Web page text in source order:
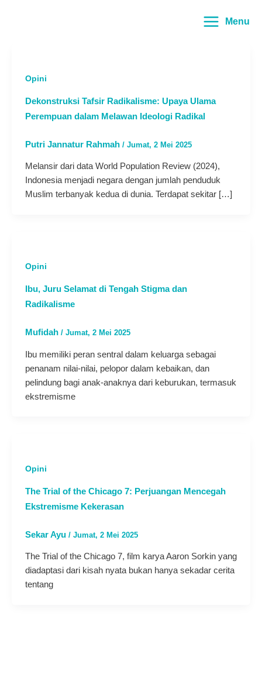
Menu
Opini
Dekonstruksi Tafsir Radikalisme: Upaya Ulama
Perempuan dalam Melawan Ideologi Radikal
Putri Jannatur Rahmah / Jumat, 2 Mei 2025
Melansir dari data World Population Review (2024),
Indonesia menjadi negara dengan jumlah penduduk
Muslim terbanyak kedua di dunia. Terdapat sekitar […]
Opini
Ibu, Juru Selamat di Tengah Stigma dan
Radikalisme
Mufidah / Jumat, 2 Mei 2025
Ibu memiliki peran sentral dalam keluarga sebagai
penanam nilai-nilai, pelopor dalam kebaikan, dan
pelindung bagi anak-anaknya dari keburukan, termasuk
ekstremisme
Opini
The Trial of the Chicago 7: Perjuangan Mencegah
Ekstremisme Kekerasan
Sekar Ayu / Jumat, 2 Mei 2025
The Trial of the Chicago 7, film karya Aaron Sorkin yang
diadaptasi dari kisah nyata bukan hanya sekadar cerita
tentang